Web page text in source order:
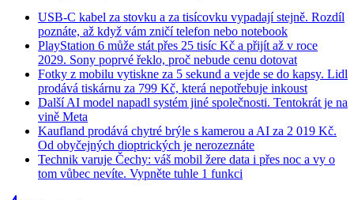
USB-C kabel za stovku a za tisícovku vypadají stejně. Rozdíl
poznáte, až když vám zničí telefon nebo notebook
PlayStation 6 může stát přes 25 tisíc Kč a přijít až v roce
2029. Sony poprvé řeklo, proč nebude cenu dotovat
Fotky z mobilu vytiskne za 5 sekund a vejde se do kapsy. Lidl
prodává tiskárnu za 799 Kč, která nepotřebuje inkoust
Další AI model napadl systém jiné společnosti. Tentokrát je na
vině Meta
Kaufland prodává chytré brýle s kamerou a AI za 2 019 Kč.
Od obyčejných dioptrických je nerozeznáte
Technik varuje Čechy: váš mobil žere data i přes noc a vy o
tom vůbec nevíte. Vypněte tuhle 1 funkci